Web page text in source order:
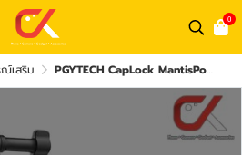
0
เสริม PGYTECH CapLock MantisPod Power GoPro, Insta360 Edition ขาตั้งกล้อง